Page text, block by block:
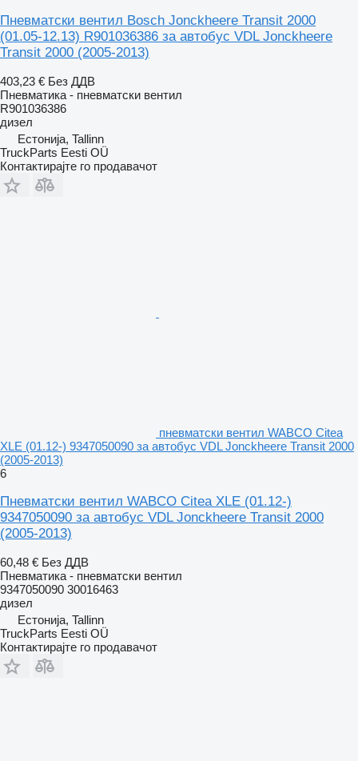
Пневматски вентил Bosch Jonckheere Transit 2000
(01.05-12.13) R901036386 за автобус VDL Jonckheere
Transit 2000 (2005-2013)
403,23 € Без ДДВ
Пневматика - пневматски вентил
R901036386
дизел
Естонија, Tallinn
TruckParts Eesti OÜ
Контактирајте го продавачот
пневматски вентил WABCO Citea
XLE (01.12-) 9347050090 за автобус VDL Jonckheere Transit 2000
(2005-2013)
6
Пневматски вентил WABCO Citea XLE (01.12-)
9347050090 за автобус VDL Jonckheere Transit 2000
(2005-2013)
60,48 € Без ДДВ
Пневматика - пневматски вентил
9347050090 30016463
дизел
Естонија, Tallinn
TruckParts Eesti OÜ
Контактирајте го продавачот